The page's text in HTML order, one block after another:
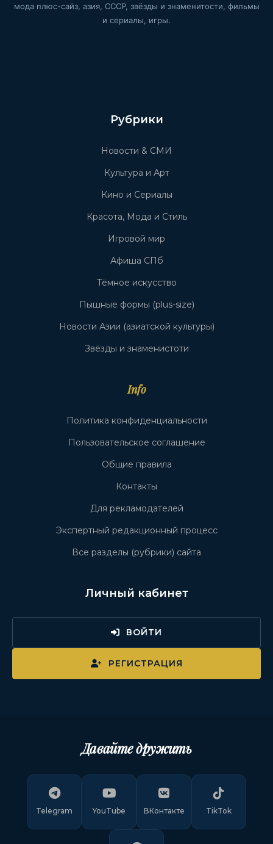
мода плюс-сайз, азия, СССР, звёзды и знаменитости, фильмы
и сериалы, игры.
Рубрики
Новости & СМИ
Культура и Арт
Кино и Сериалы
Красота, Мода и Стиль
Игровой мир
Афиша СПб
Тёмное искусство
Пышные формы (plus-size)
Новости Азии (азиатской культуры)
Звёзды и знаменистоти
Info
Политика конфиденциальности
Пользовательское соглашение
Общие правила
Контакты
Для рекламодателей
Экспертный редакционный процесс
Все разделы (рубрики) сайта
Личный кабинет
ВОЙТИ
РЕГИСТРАЦИЯ
Давайте дружить
Telegram YouTube ВКонтакте TikTok